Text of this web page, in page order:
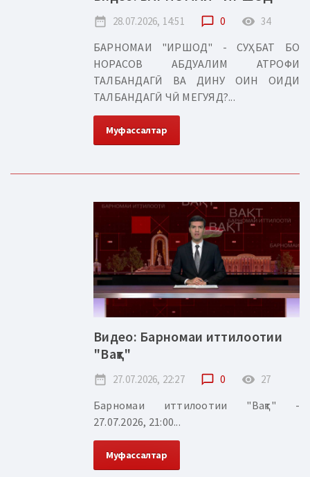
date_range 28.07.2026, 14:51 chat_bubble_outline 0 remove_red_eye 34
БАРНОМАИ "ИРШОД" - СУҲБАТ БО
НОРАСОВ АБДУАЛИМ АТРОФИ
ТАЛБАНДАГӢ ВА ДИНУ ОИН ОИДИ
ТАЛБАНДАГӢ ЧӢ МЕГУЯД?...
Муфассалтар
Видео: Барномаи иттилоотии
"Вақт"
date_range 27.07.2026, 22:27 chat_bubble_outline 0 remove_red_eye 27
Барномаи иттилоотии "Вақт" -
27.07.2026, 21:00...
Муфассалтар